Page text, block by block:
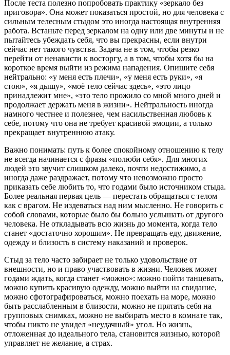
После теста полезно попробовать практику «зеркало без
приговора». Она может показаться простой, но для человека с
сильным телесным стыдом это иногда настоящая внутренняя
работа. Встаньте перед зеркалом на одну или две минуты и не
пытайтесь убеждать себя, что вы прекрасны, если внутри
сейчас нет такого чувства. Задача не в том, чтобы резко
перейти от ненависти к восторгу, а в том, чтобы хотя бы на
короткое время выйти из режима нападения. Опишите себя
нейтрально: «у меня есть плечи», «у меня есть руки», «я
стою», «я дышу», «моё тело сейчас здесь», «это лицо
принадлежит мне», «это тело прожило со мной много дней и
продолжает держать меня в жизни». Нейтральность иногда
намного честнее и полезнее, чем насильственная любовь к
себе, потому что она не требует красивой эмоции, а только
прекращает внутреннюю атаку.
Важно понимать: путь к более спокойному отношению к телу
не всегда начинается с фразы «полюби себя». Для многих
людей это звучит слишком далеко, почти недостижимо, а
иногда даже раздражает, потому что невозможно просто
приказать себе любить то, что годами было источником стыда.
Более реальная первая цель — перестать обращаться с телом
как с врагом. Не издеваться над ним мысленно. Не говорить с
собой словами, которые было бы больно услышать от другого
человека. Не откладывать всю жизнь до момента, когда тело
станет «достаточно хорошим». Не превращать еду, движение,
одежду и близость в систему наказаний и проверок.
Стыд за тело часто забирает не только удовольствие от
внешности, но и право участвовать в жизни. Человек может
годами ждать, когда станет «можно»: можно пойти танцевать,
можно купить красивую одежду, можно выйти на свидание,
можно сфотографироваться, можно поехать на море, можно
быть расслабленным в близости, можно не прятать себя на
групповых снимках, можно не выбирать место в комнате так,
чтобы никто не увидел «неудачный» угол. Но жизнь,
отложенная до идеального тела, становится жизнью, которой
управляет не желание, а страх.